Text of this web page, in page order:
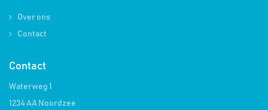
Over ons
Contact
Contact
Waterweg 1
1234 AA Noordzee